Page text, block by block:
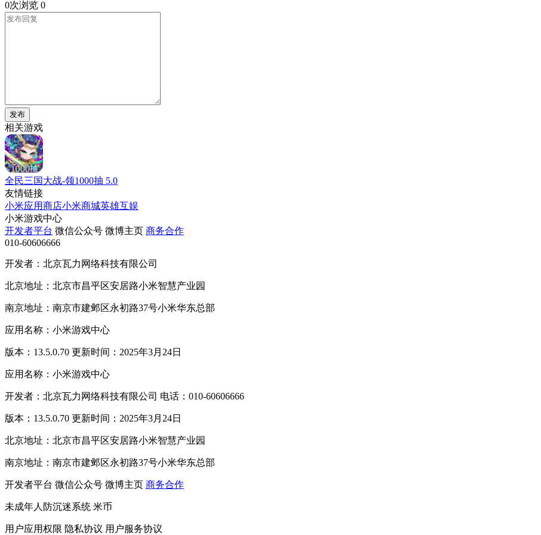
0次浏览 0
发布
相关游戏
全民三国大战-领1000抽 5.0
友情链接
小米应用商店小米商城英雄互娱
小米游戏中心
开发者平台 微信公众号 微博主页 商务合作
010-60606666
开发者：北京瓦力网络科技有限公司
北京地址：北京市昌平区安居路小米智慧产业园
南京地址：南京市建邺区永初路37号小米华东总部
应用名称：小米游戏中心
版本：13.5.0.70 更新时间：2025年3月24日
应用名称：小米游戏中心
开发者：北京瓦力网络科技有限公司 电话：010-60606666
版本：13.5.0.70 更新时间：2025年3月24日
北京地址：北京市昌平区安居路小米智慧产业园
南京地址：南京市建邺区永初路37号小米华东总部
开发者平台 微信公众号 微博主页 商务合作
未成年人防沉迷系统 米币
用户应用权限 隐私协议 用户服务协议